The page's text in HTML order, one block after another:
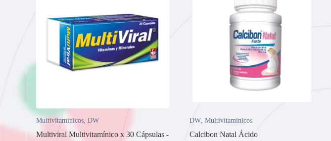
Multivitamínicos DW
Multiviral Multivitamínico x 30 Cápsulas -
DW Multivitamínicos
Calcibon Natal Ácido